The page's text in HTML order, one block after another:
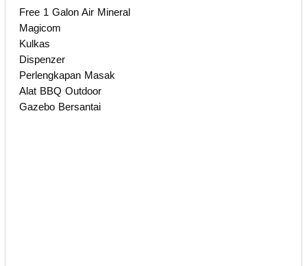
Free 1 Galon Air Mineral
Magicom
Kulkas
Dispenzer
Perlengkapan Masak
Alat BBQ Outdoor
Gazebo Bersantai